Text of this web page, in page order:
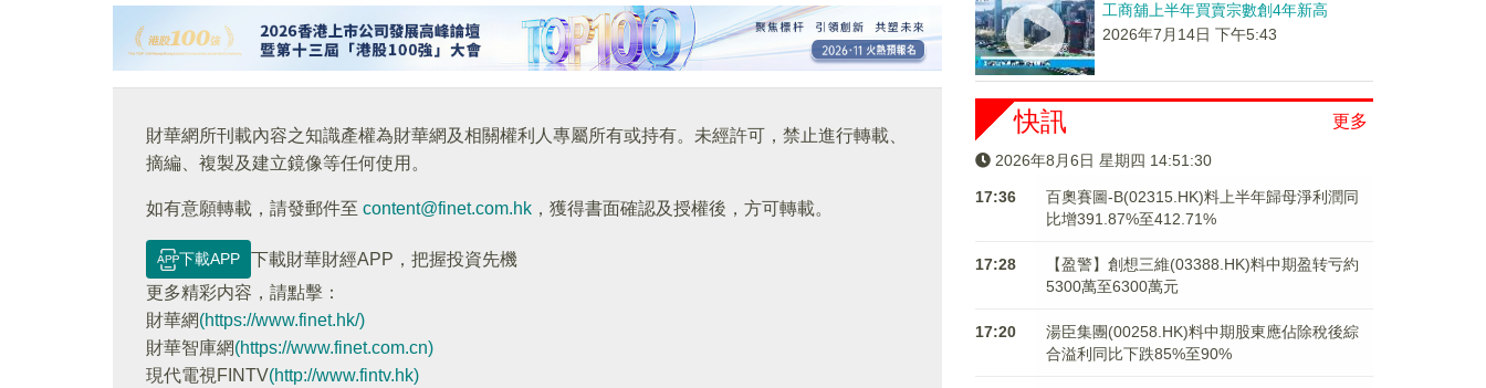
財華網所刊載內容之知識產權為財華網及相關權利人專屬所有或持有。未經許可，禁止進行轉載、
摘編、複製及建立鏡像等任何使用。
如有意願轉載，請發郵件至 content@finet.com.hk ，獲得書面確認及授權後，方可轉載。
下載APP
下載財華財經APP，把握投資先機
更多精彩内容，請點擊：
財華網(https://www.finet.hk/)
財華智庫網(https://www.finet.com.cn)
現代電視FINTV(http://www.fintv.hk)
工商舖上半年買賣宗數創4年新高
2026年7月14日 下午5:43
更多
快訊
2026年8月6日 星期四 14:51:31
17:36
百奧賽圖-B(02315.HK)料上半年歸母淨利潤同
比增391.87%至412.71%
17:28
【盈警】創想三維(03388.HK)料中期盈转亏約
5300萬至6300萬元
17:20
湯臣集團(00258.HK)料中期股東應佔除稅後綜
合溢利同比下跌85%至90%